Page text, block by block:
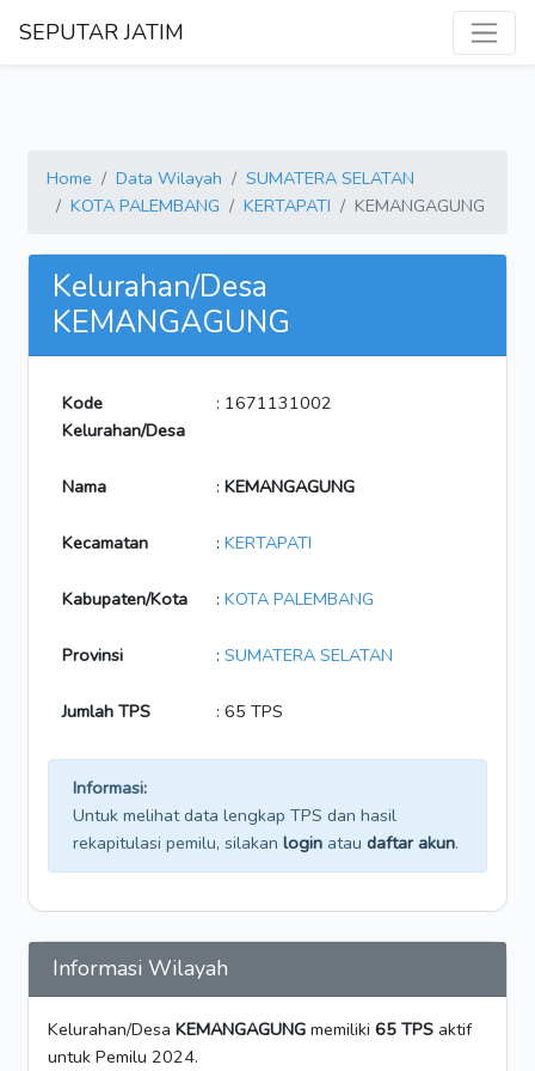
SEPUTAR JATIM
Home Data Wilayah
SUMATERA SELATAN
KOTA PALEMBANG
KERTAPATI KEMANGAGUNG
Kelurahan/Desa
KEMANGAGUNG
Kode
Kelurahan/Desa
: 1671131002
Nama : KEMANGAGUNG
Kecamatan : KERTAPATI
Kabupaten/Kota : KOTA PALEMBANG
Provinsi : SUMATERA SELATAN
Jumlah TPS : 65 TPS
Informasi:
Untuk melihat data lengkap TPS dan hasil
rekapitulasi pemilu, silakan login atau daftar akun.
Informasi Wilayah
Kelurahan/Desa KEMANGAGUNG memiliki 65 TPS aktif
untuk Pemilu 2024.